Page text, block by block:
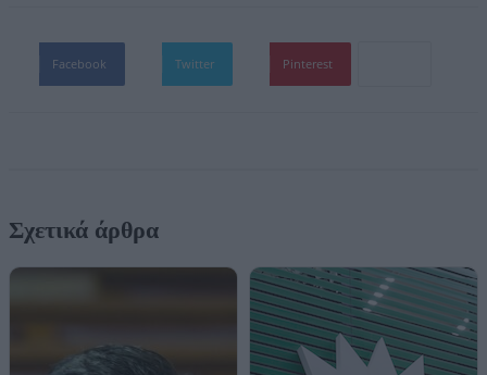
Facebook Twitter Pinterest
Σχετικά άρθρα